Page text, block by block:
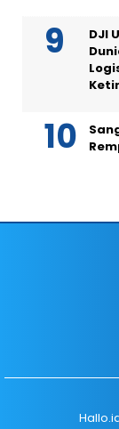
DJI